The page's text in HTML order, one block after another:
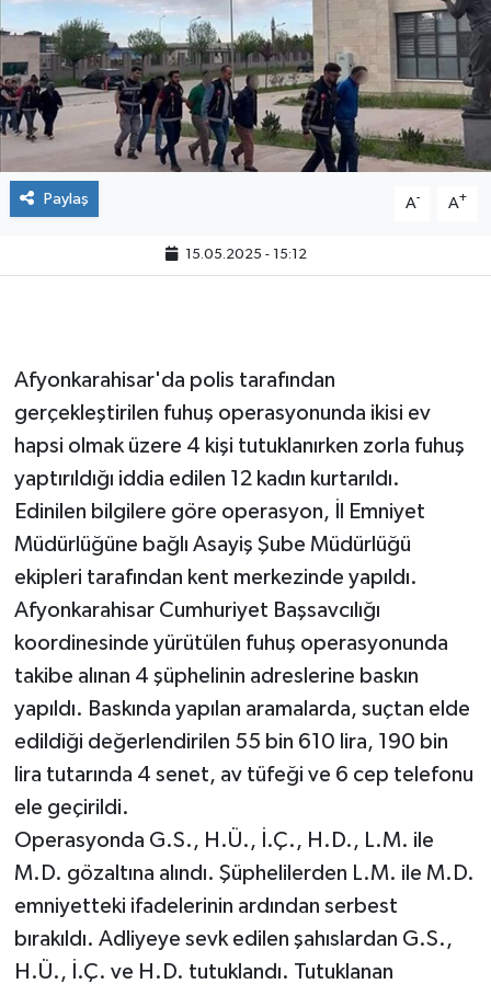
Paylaş A- A+
15.05.2025 - 15:12
Afyonkarahisar'da polis tarafından
gerçekleştirilen fuhuş operasyonunda ikisi ev
hapsi olmak üzere 4 kişi tutuklanırken zorla fuhuş
yaptırıldığı iddia edilen 12 kadın kurtarıldı.
Edinilen bilgilere göre operasyon, İl Emniyet
Müdürlüğüne bağlı Asayiş Şube Müdürlüğü
ekipleri tarafından kent merkezinde yapıldı.
Afyonkarahisar Cumhuriyet Başsavcılığı
koordinesinde yürütülen fuhuş operasyonunda
takibe alınan 4 şüphelinin adreslerine baskın
yapıldı. Baskında yapılan aramalarda, suçtan elde
edildiği değerlendirilen 55 bin 610 lira, 190 bin
lira tutarında 4 senet, av tüfeği ve 6 cep telefonu
ele geçirildi.
Operasyonda G.S., H.Ü., İ.Ç., H.D., L.M. ile
M.D. gözaltına alındı. Şüphelilerden L.M. ile M.D.
emniyetteki ifadelerinin ardından serbest
bırakıldı. Adliyeye sevk edilen şahıslardan G.S.,
H.Ü., İ.Ç. ve H.D. tutuklandı. Tutuklanan